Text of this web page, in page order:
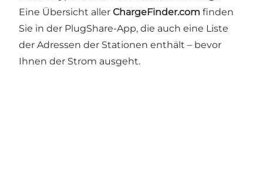
Eine Übersicht aller ChargeFinder.com finden
Sie in der PlugShare-App, die auch eine Liste
der Adressen der Stationen enthält – bevor
Ihnen der Strom ausgeht.